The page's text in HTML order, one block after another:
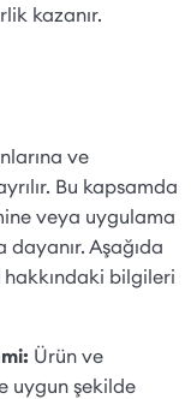
kazanır.
ve
Bu kapsamda
veya uygulama
Aşağıda
hakkındaki bilgileri
Ürün ve
uygun şekilde